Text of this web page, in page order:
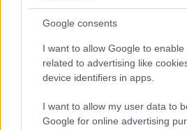
Google consents
I want to allow Google to enable
related to advertising like
device identifiers in apps.
I want to allow my user data to
Google for online advertising
nem volt könnyű, mert ezen a
gondjaim tízszeresen
szólva hatodikként fejeztem
jött az egész felfordulás,
szempontból rendkívül
így lettem harmadik, de nem